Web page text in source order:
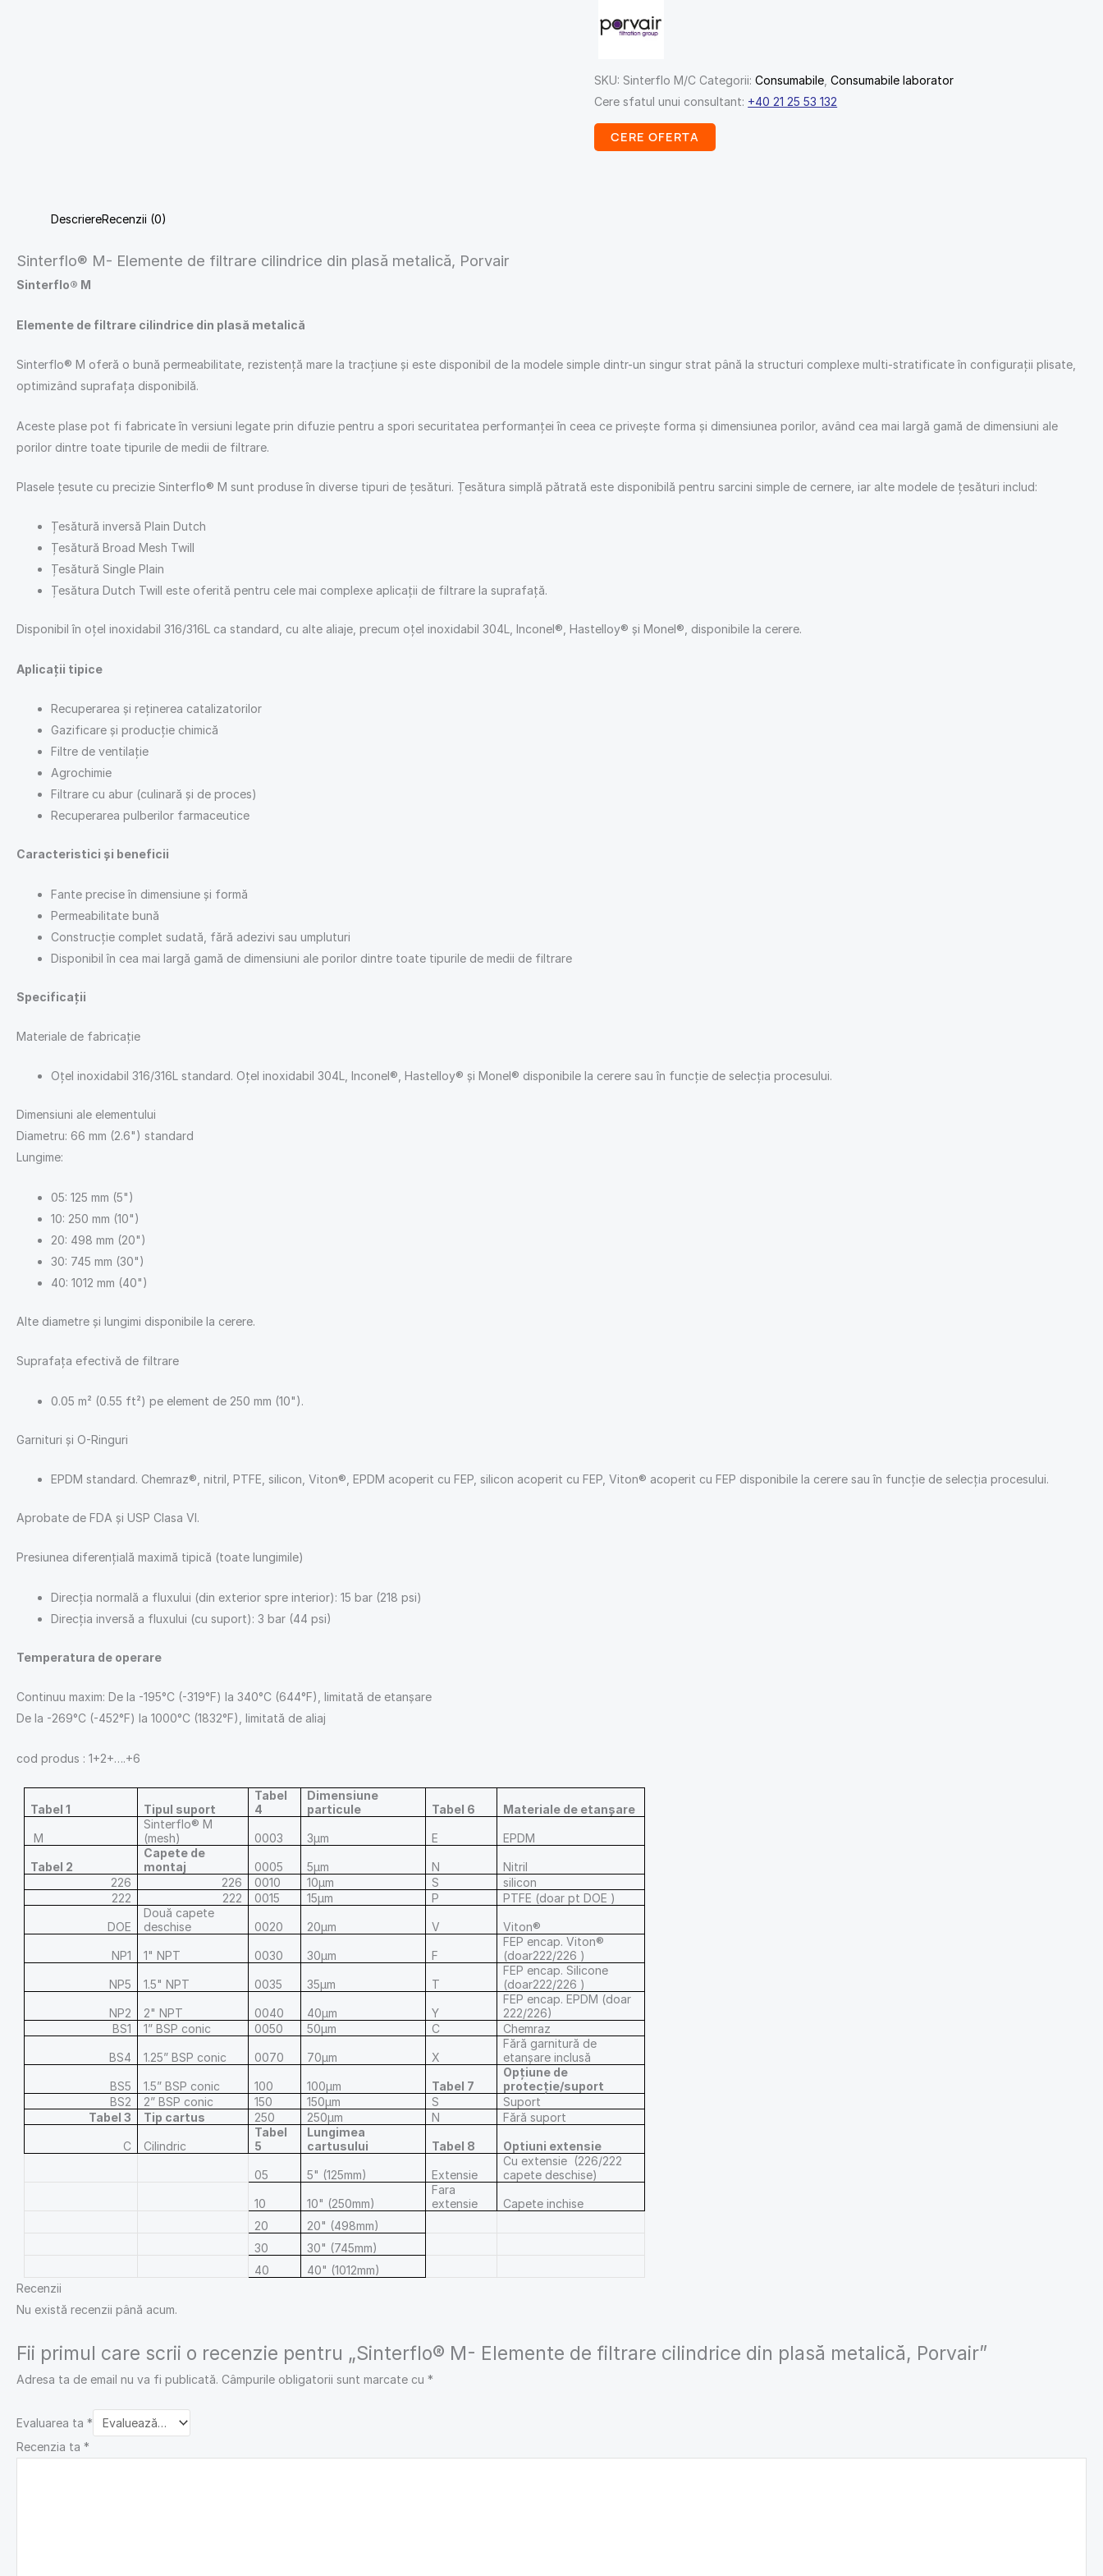
SKU: Sinterflo M/C Categorii:Consumabile,Consumabile laborator
Cere sfatul unui consultant: +40 21 25 53 132
CERE OFERTA
DescriereRecenzii (0)
Sinterflo® M- Elemente de filtrare cilindrice din plasă metalică, Porvair
Sinterflo® M
Elemente de filtrare cilindrice din plasă metalică
Sinterflo® M oferă o bună permeabilitate, rezistență mare la tracțiune și este disponibil de la modele simple dintr-un singur strat până la structuri complexe multi-stratificate în configurații plisate,
optimizând suprafața disponibilă.
Aceste plase pot fi fabricate în versiuni legate prin difuzie pentru a spori securitatea performanței în ceea ce privește forma și dimensiunea porilor, având cea mai largă gamă de dimensiuni ale
porilor dintre toate tipurile de medii de filtrare.
Plasele țesute cu precizie Sinterflo® M sunt produse în diverse tipuri de țesături. Țesătura simplă pătrată este disponibilă pentru sarcini simple de cernere, iar alte modele de țesături includ:
Țesătură inversă Plain Dutch
Țesătură Broad Mesh Twill
Țesătură Single Plain
Țesătura Dutch Twill este oferită pentru cele mai complexe aplicații de filtrare la suprafață.
Disponibil în oțel inoxidabil 316/316L ca standard, cu alte aliaje, precum oțel inoxidabil 304L, Inconel®, Hastelloy® și Monel®, disponibile la cerere.
Aplicații tipice
Recuperarea și reținerea catalizatorilor
Gazificare și producție chimică
Filtre de ventilație
Agrochimie
Filtrare cu abur (culinară și de proces)
Recuperarea pulberilor farmaceutice
Caracteristici și beneficii
Fante precise în dimensiune și formă
Permeabilitate bună
Construcție complet sudată, fără adezivi sau umpluturi
Disponibil în cea mai largă gamă de dimensiuni ale porilor dintre toate tipurile de medii de filtrare
Specificații
Materiale de fabricație
Oțel inoxidabil 316/316L standard. Oțel inoxidabil 304L, Inconel®, Hastelloy® și Monel® disponibile la cerere sau în funcție de selecția procesului.
Dimensiuni ale elementului
Diametru: 66 mm (2.6") standard
Lungime:
05: 125 mm (5")
10: 250 mm (10")
20: 498 mm (20")
30: 745 mm (30")
40: 1012 mm (40")
Alte diametre și lungimi disponibile la cerere.
Suprafața efectivă de filtrare
0.05 m² (0.55 ft²) pe element de 250 mm (10").
Garnituri și O-Ringuri
EPDM standard. Chemraz®, nitril, PTFE, silicon, Viton®, EPDM acoperit cu FEP, silicon acoperit cu FEP, Viton® acoperit cu FEP disponibile la cerere sau în funcție de selecția procesului.
Aprobate de FDA și USP Clasa VI.
Presiunea diferențială maximă tipică (toate lungimile)
Direcția normală a fluxului (din exterior spre interior): 15 bar (218 psi)
Direcția inversă a fluxului (cu suport): 3 bar (44 psi)
Temperatura de operare
Continuu maxim: De la -195°C (-319°F) la 340°C (644°F), limitată de etanșare
De la -269°C (-452°F) la 1000°C (1832°F), limitată de aliaj
cod produs : 1+2+….+6
Tabel 1 Tipul suport
Tabel
4
Dimensiune
particule
Tabel 6 Materiale de etanșare
M
Sinterflo® M
(mesh)
0003 3μm E EPDM
Tabel 2
Capete de
montaj
0005 5μm N
Nitril
226
226 0010 10μm S
silicon
222
222 0015 15μm P PTFE (doar pt DOE )
DOE
Două capete
deschise
0020 20μm V Viton®
NP1 1" NPT 0030 30μm F
FEP encap. Viton®
(doar222/226 )
NP5 1.5" NPT 0035 35μm T
FEP encap. Silicone
(doar222/226 )
NP2 2" NPT 0040 40μm Y
FEP encap. EPDM (doar
222/226)
BS1
1” BSP conic 0050 50μm C Chemraz
BS4 1.25” BSP conic 0070 70μm X
Fără garnitură de
etanșare inclusă
BS5 1.5” BSP conic 100 100μm Tabel 7
Opțiune de
protecție/suport
BS2
2” BSP conic 150 150μm S
Suport
Tabel 3
Tip cartus 250 250μm N Fără suport
C Cilindric
Tabel
5
Lungimea
cartusului
Tabel 8 Optiuni extensie
05 5" (125mm) Extensie
Cu extensie (226/222
capete deschise)
10 10" (250mm)
Fara
extensie
Capete inchise
20
20" (498mm)
30
30" (745mm)
40
40" (1012mm)
Recenzii
Nu există recenzii până acum.
Fii primul care scrii o recenzie pentru „Sinterflo® M- Elemente de filtrare cilindrice din plasă metalică, Porvair”
Adresa ta de email nu va fi publicată. Câmpurile obligatorii sunt marcate cu *
Evaluarea ta *
Recenzia ta *